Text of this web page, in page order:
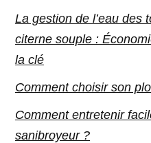
La gestion de l’eau des
citerne souple :
la clé
Comment choisir son
Comment entretenir
sanibroyeur ?